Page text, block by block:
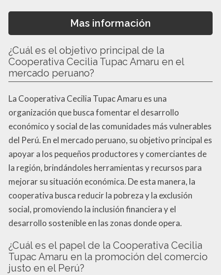
Mas información
¿Cuál es el objetivo principal de la
Cooperativa Cecilia Tupac Amaru en el
mercado peruano?
La Cooperativa Cecilia Tupac Amaru es una
organización que busca fomentar el desarrollo
económico y social de las comunidades más vulnerables
del Perú. En el mercado peruano, su objetivo principal es
apoyar a los pequeños productores y comerciantes de
la región, brindándoles herramientas y recursos para
mejorar su situación económica. De esta manera, la
cooperativa busca reducir la pobreza y la exclusión
social, promoviendo la inclusión financiera y el
desarrollo sostenible en las zonas donde opera.
¿Cuál es el papel de la Cooperativa Cecilia
Tupac Amaru en la promoción del comercio
justo en el Perú?